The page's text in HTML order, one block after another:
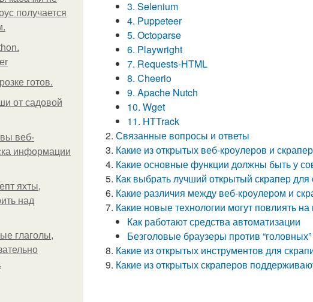
получается
готов.
от садовой
веб-
информации
яхты,
над
глаголы,
3. Selenium
4. Puppeteer
5. Octoparse
6. Playwright
7. Requests-HTML
8. Cheerio
9. Apache Nutch
10. Wget
11. HTTrack
Связанные вопросы и ответы
Какие из открытых веб-кроулеров и
Какие основные функции должны быть у
Как выбрать лучший открытый скрапер для
Какие различия между веб-кроулером и
Какие новые технологии могут повлиять
Как работают средства автоматизации
Безголовые браузеры против “головных”
Какие из открытых инструментов для
Какие из открытых скраперов